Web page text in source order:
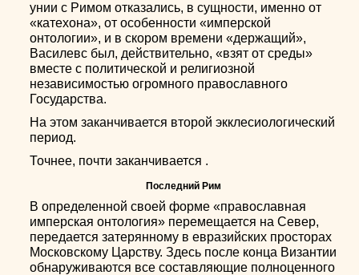
унии с Римом отказались, в сущности, именно от
«катехона», от особенности «имперской
онтологии», и в скором времени «держащий»,
Василевс был, действительно, «взят от среды»
вместе с политической и религиозной
независимостью огромного православного
Государства.
На этом заканчивается второй экклесиологический
период.
Точнее, почти заканчивается .
Последний Рим
В определенной своей форме «православная
имперская онтология» перемещается на Север,
передается затерянному в евразийских просторах
Московскому Царству. Здесь после конца Византии
обнаруживаются все составляющие полноценного